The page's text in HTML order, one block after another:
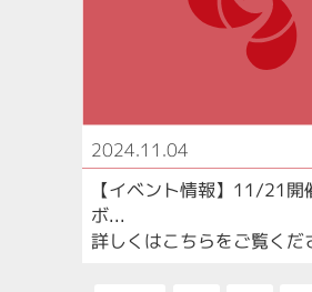
2024.11.04
【イベント情報】11/21
ボ...
詳しくはこちらをご覧くだ